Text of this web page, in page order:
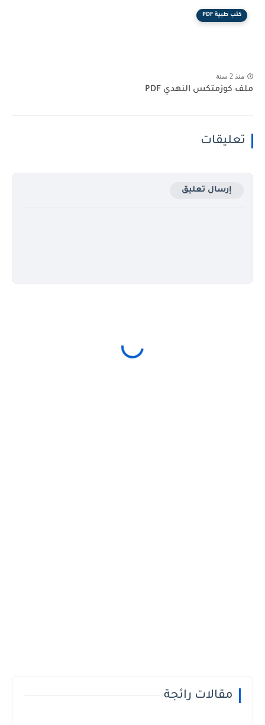
كتب طبية PDF
منذ 2 سنة
ملف كوزمتكس النهدي PDF
تعليقات
إرسال تعليق
مقالات رائجة